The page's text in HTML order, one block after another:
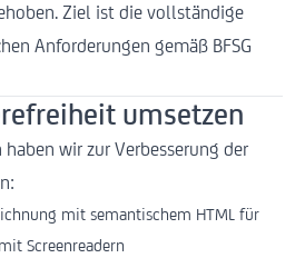
Ziel ist die vollständige
Anforderungen gemäß BFSG
umsetzen
wir zur Verbesserung der
mit semantischem HTML für
Screenreadern